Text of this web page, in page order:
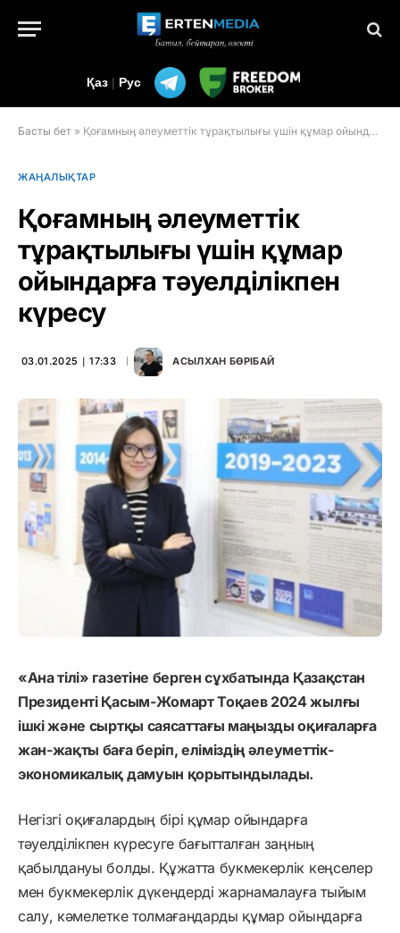
Қаз | Рус
Басты бет » Қоғамның әлеуметтік тұрақтылығы үшін құмар ойындарға тәуелділікпен күресу
ЖАҢАЛЫҚТАР
Қоғамның әлеуметтік
тұрақтылығы үшін құмар
ойындарға тәуелділікпен
күресу
03.01.2025 ∣ 17:33 АСЫЛХАН БӨРІБАЙ
«Ана тілі» газетіне берген сұхбатында Қазақстан
Президенті Қасым-Жомарт Тоқаев 2024 жылғы
ішкі және сыртқы саясаттағы маңызды оқиғаларға
жан-жақты баға беріп, еліміздің әлеуметтік-
экономикалық дамуын қорытындылады.
Негізгі оқиғалардың бірі құмар ойындарға
тәуелділікпен күресуге бағытталған заңның
қабылдануы болды. Құжатта букмекерлік кеңселер
мен букмекерлік дүкендерді жарнамалауға тыйым
салу, кәмелетке толмағандарды құмар ойындарға